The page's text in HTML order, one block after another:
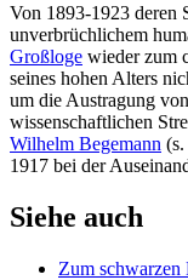
Von 1893-1923 deren
unverbrüchlichem
Großloge wieder zum
seines hohen Alters
um die Austragung
wissenschaftlichen
Wilhelm Begemann
1917 bei der
Siehe auch
Zum schwarzen